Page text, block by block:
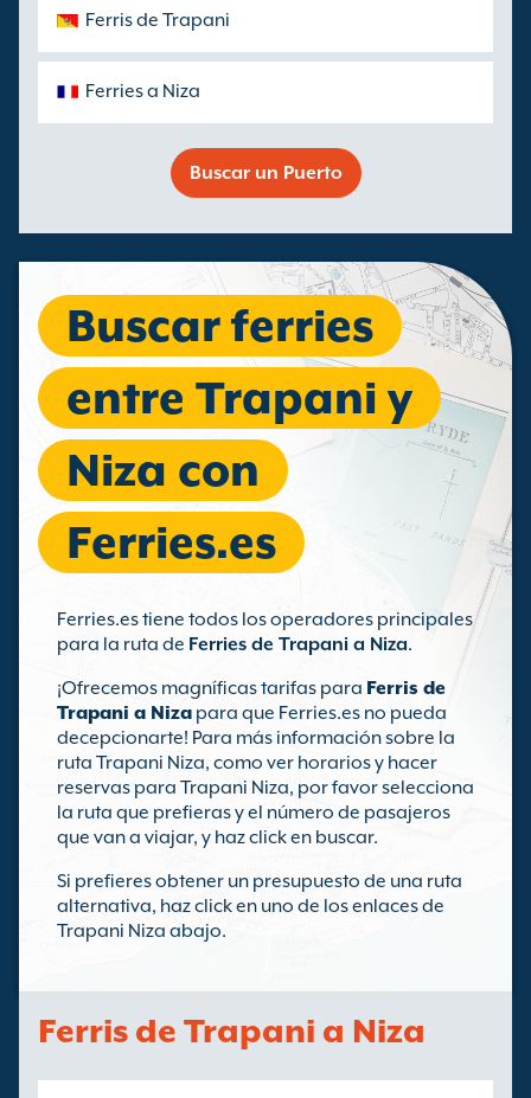
Ferris de Trapani
Ferries a Niza
Buscar un Puerto
Buscar ferries
entre Trapani y
Niza con
Ferries.es
Ferries.es tiene todos los operadores principales
para la ruta de Ferries de Trapani a Niza.
¡Ofrecemos magníficas tarifas para Ferris de
Trapani a Niza para que Ferries.es no pueda
decepcionarte! Para más información sobre la
ruta Trapani Niza, como ver horarios y hacer
reservas para Trapani Niza, por favor selecciona
la ruta que prefieras y el número de pasajeros
que van a viajar, y haz click en buscar.
Si prefieres obtener un presupuesto de una ruta
alternativa, haz click en uno de los enlaces de
Trapani Niza abajo.
Ferris de Trapani a Niza